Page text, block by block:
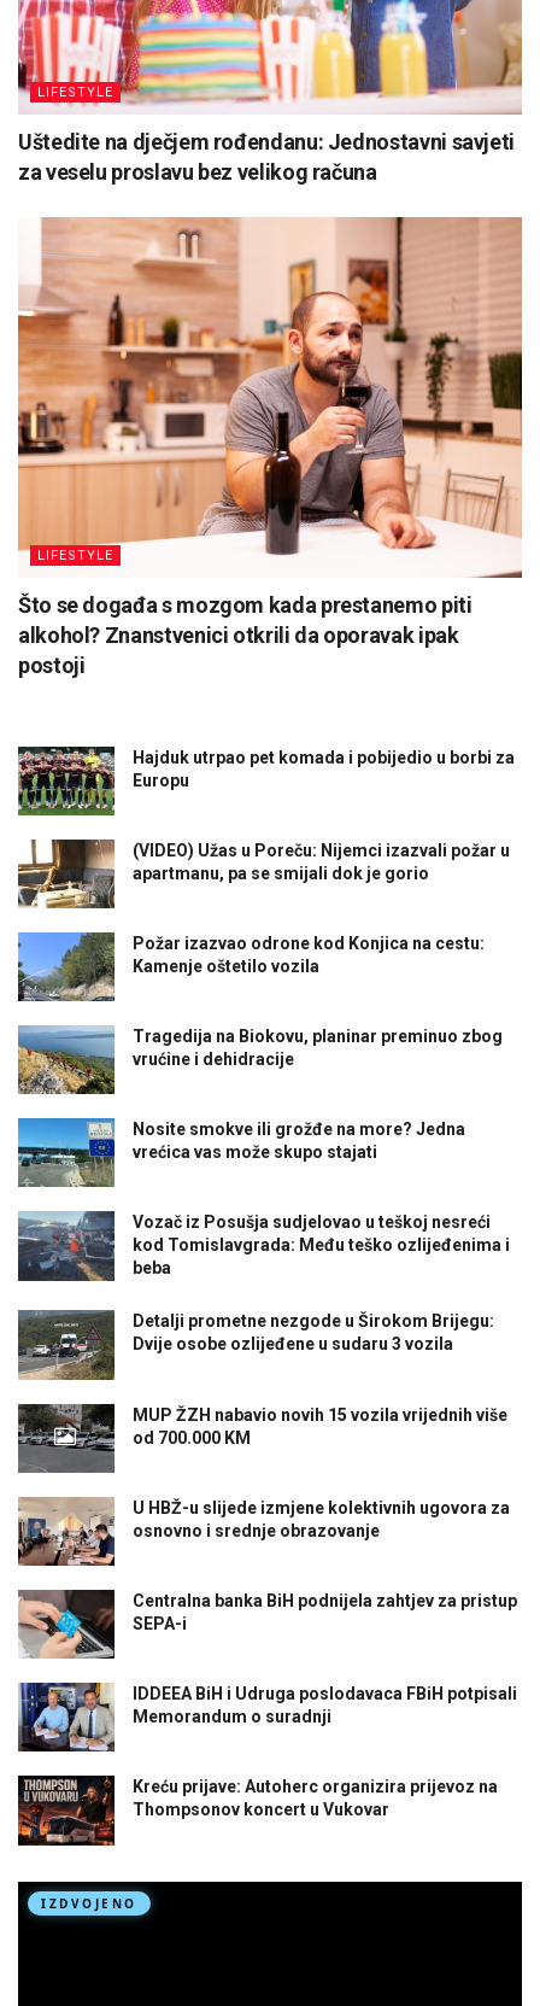
LIFESTYLE
Uštedite na dječjem rođendanu: Jednostavni savjeti
za veselu proslavu bez velikog računa
LIFESTYLE
Što se događa s mozgom kada prestanemo piti
alkohol? Znanstvenici otkrili da oporavak ipak
postoji
Hajduk utrpao pet komada i pobijedio u borbi za
Europu
(VIDEO) Užas u Poreču: Nijemci izazvali požar u
apartmanu, pa se smijali dok je gorio
Požar izazvao odrone kod Konjica na cestu:
Kamenje oštetilo vozila
Tragedija na Biokovu, planinar preminuo zbog
vrućine i dehidracije
Nosite smokve ili grožđe na more? Jedna
vrećica vas može skupo stajati
Vozač iz Posušja sudjelovao u teškoj nesreći
kod Tomislavgrada: Među teško ozlijeđenima i
beba
Detalji prometne nezgode u Širokom Brijegu:
Dvije osobe ozlijeđene u sudaru 3 vozila
MUP ŽZH nabavio novih 15 vozila vrijednih više
od 700.000 KM
U HBŽ-u slijede izmjene kolektivnih ugovora za
osnovno i srednje obrazovanje
Centralna banka BiH podnijela zahtjev za pristup
SEPA-i
IDDEEA BiH i Udruga poslodavaca FBiH potpisali
Memorandum o suradnji
Kreću prijave: Autoherc organizira prijevoz na
Thompsonov koncert u Vukovar